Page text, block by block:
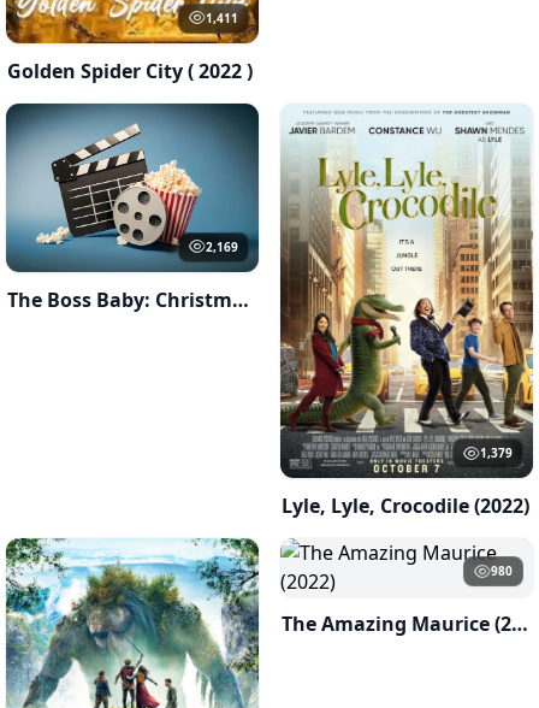
1,411
Golden Spider City ( 2022 )
2,169
The Boss Baby: Christmas Bonus (2022)
1,379
Lyle, Lyle, Crocodile (2022)
980
The Amazing Maurice (2022)